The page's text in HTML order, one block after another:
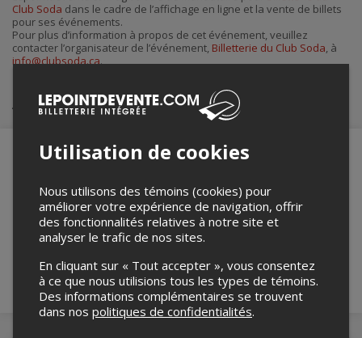
Club Soda dans le cadre de l’affichage en ligne et la vente de billets
pour ses événements.
Pour plus d’information à propos de cet événement, veuillez
contacter l’organisateur de l’événement, Billetterie du Club Soda, à
info@clubsoda.ca.
Achat de billets
Merci de confirmer que vous n'êtes pas un
robot ci-bas.
Utilisation de cookies
Nous utilisons des témoins (cookies) pour
améliorer votre expérience de navigation, offrir
des fonctionnalités relatives à notre site et
analyser le trafic de nos sites.
En cliquant sur « Tout accepter », vous consentez
à ce que nous utilisions tous les types de témoins.
Des informations complémentaires se trouvent
dans nos politiques de confidentialités.